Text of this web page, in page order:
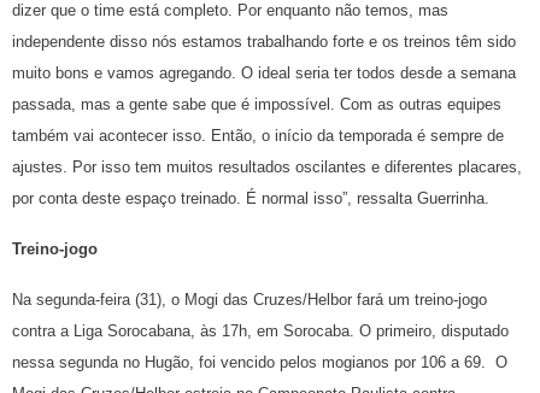
dizer que o time está completo. Por enquanto não temos, mas
independente disso nós estamos trabalhando forte e os treinos têm sido
muito bons e vamos agregando. O ideal seria ter todos desde a semana
passada, mas a gente sabe que é impossível. Com as outras equipes
também vai acontecer isso. Então, o início da temporada é sempre de
ajustes. Por isso tem muitos resultados oscilantes e diferentes placares,
por conta deste espaço treinado. É normal isso”, ressalta Guerrinha.
Treino-jogo
Na segunda-feira (31), o Mogi das Cruzes/Helbor fará um treino-jogo
contra a Liga Sorocabana, às 17h, em Sorocaba. O primeiro, disputado
nessa segunda no Hugão, foi vencido pelos mogianos por 106 a 69. O